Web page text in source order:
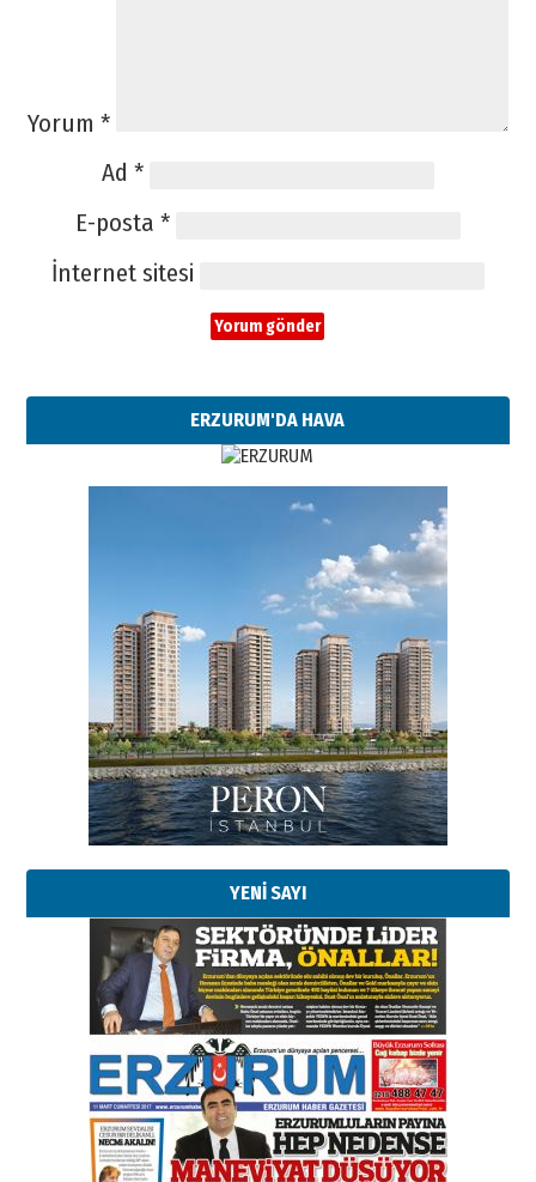
Yorum *
Ad *
E-posta *
İnternet sitesi
ERZURUM'DA HAVA
YENİ SAYI
Esat BİNDESEN
Başkan Sekmen’den Erzurum’a
bir vizyon proje daha!
02 Ağustos 2026 Pazar
Kadir SABUNCUOĞLU
Erzurumspor’un köşe taşları
29 Haziran 2026 Pazartesi
Kenan GÜLERCİ
Murat Şahsuvaroğlu ERKON’da
çıtayı yukarı taşırken,
yönetimdekiler aşağı
çekmemeli!
17 Şubat 2026 SalıOrhan BOZKURT
Bir fotoğraf, bir şehir, bir
gazeteci… Dizginler kimin
elinde?
31 Mart 2026 Salı
A. Berhan Yılmaz
BİR BÖLÜM DEĞİL, BİR ÖMÜR